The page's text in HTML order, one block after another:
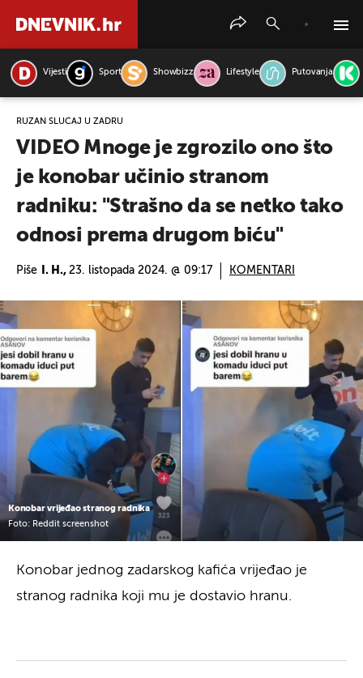
Vijesti Sport Showbizz Lifestyle Putovanja
RUŽAN SLUČAJ U ZADRU
VIDEO Mnoge je zgrozilo ono što
je konobar učinio stranom
radniku: "Strašno da se netko tako
odnosi prema drugom biću"
Piše I. H., 23. listopada 2024. @ 09:17 KOMENTARI
Konobar vrijeđao stranog radnika
Foto: Reddit screenshot
Konobar jednog zadarskog kafića vrijeđao je
stranog radnika koji mu je dostavio hranu.
PRETRAŽITE VIJESTI